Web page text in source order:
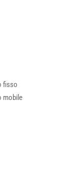
fisso
mobile